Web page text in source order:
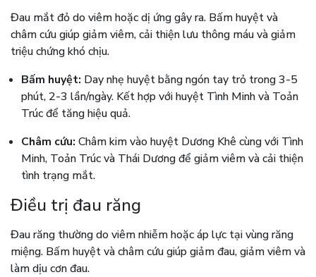
Đau mắt đỏ do viêm hoặc dị ứng gây ra. Bấm huyệt và
châm cứu giúp giảm viêm, cải thiện lưu thông máu và giảm
triệu chứng khó chịu.
Bấm huyệt: Day nhẹ huyệt bằng ngón tay trỏ trong 3-5
phút, 2-3 lần/ngày. Kết hợp với huyệt Tình Minh và Toản
Trúc để tăng hiệu quả.
Châm cứu: Châm kim vào huyệt Dương Khê cùng với Tình
Minh, Toản Trúc và Thái Dương để giảm viêm và cải thiện
tình trạng mắt.
Điều trị đau răng
Đau răng thường do viêm nhiễm hoặc áp lực tại vùng răng
miệng. Bấm huyệt và châm cứu giúp giảm đau, giảm viêm và
làm dịu cơn đau.